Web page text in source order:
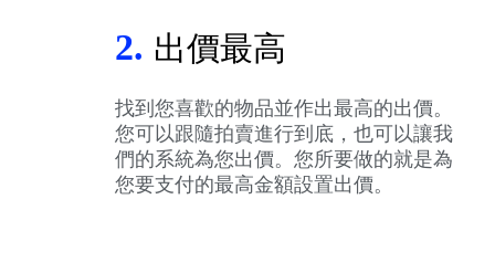
2. 出價最高
找到您喜歡的物品並作出最高的出價。
您可以跟隨拍賣進行到底，也可以讓我
們的系統為您出價。您所要做的就是為
您要支付的最高金額設置出價。